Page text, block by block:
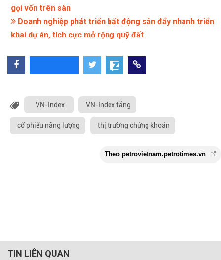
gọi vốn trên sàn
Doanh nghiệp phát triển bất động sản đẩy nhanh triển
khai dự án, tích cực mở rộng quỹ đất
VN-Index VN-Index tăng
cổ phiếu năng lượng thị trường chứng khoán
TIN LIÊN QUAN